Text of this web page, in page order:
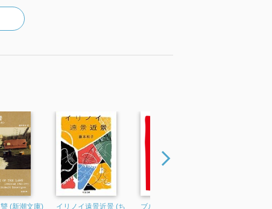
(新潮文庫) イリノイ遠景近景 (ち ブルースだってただの